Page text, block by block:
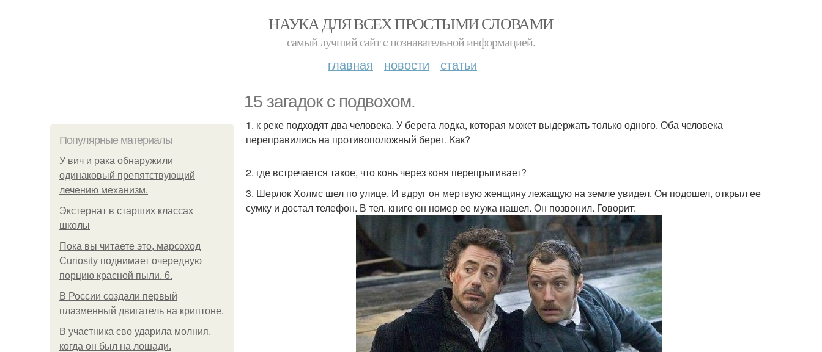
НАУКА ДЛЯ ВСЕХ ПРОСТЫМИ СЛОВАМИ
самый лучший сайт c познавательной информацией.
главная новости статьи
15 загадок с подвохом.
Популярные материалы
У вич и рака обнаружили
одинаковый препятствующий
лечению механизм.
Экстернат в старших классах
школы
Пока вы читаете это, марсоход
Curiosity поднимает очередную
порцию красной пыли. 6.
В России создали первый
плазменный двигатель на криптоне.
В участника сво ударила молния,
когда он был на лошади.
1. к реке подходят два человека. У берега лодка, которая может выдержать только одного. Оба человека
переправились на противоположный берег. Как?
2. где встречается такое, что конь через коня перепрыгивает?
3. Шерлок Холмс шел по улице. И вдруг он мертвую женщину лежащую на земле увидел. Он подошел, открыл ее
сумку и достал телефон. В тел. книге он номер ее мужа нашел. Он позвонил. Говорит: